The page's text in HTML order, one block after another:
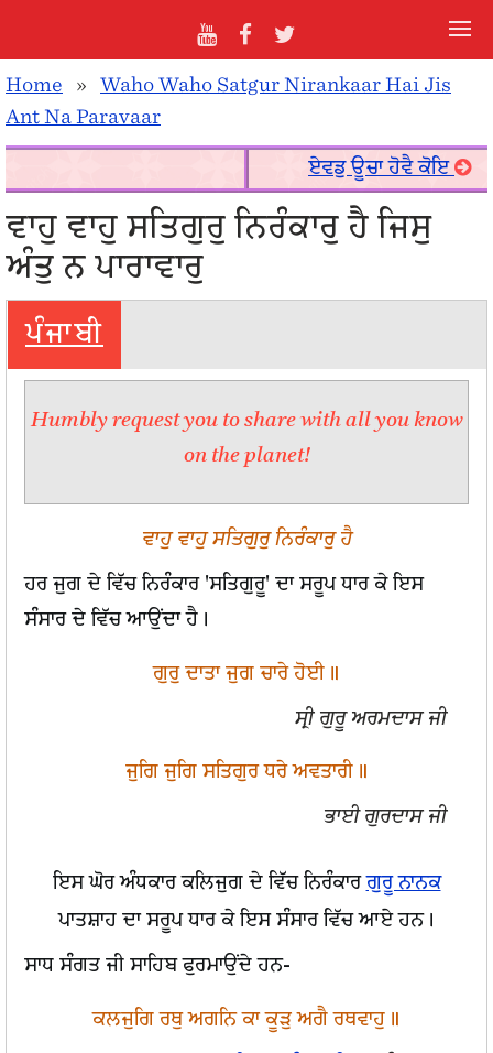
Home » Waho Waho Satgur Nirankaar Hai Jis
Ant Na Paravaar
ਏਵਡੁ ਊਚਾ ਹੋਵੈ ਕੋਇ
ਵਾਹੁ ਵਾਹੁ ਸਤਿਗੁਰੁ ਨਿਰੰਕਾਰੁ ਹੈ ਜਿਸੁ
ਅੰਤੁ ਨ ਪਾਰਾਵਾਰੁ
ਪੰਜਾਬੀ
Humbly request you to share with all you know
on the planet!
ਵਾਹੁ ਵਾਹੁ ਸਤਿਗੁਰੁ ਨਿਰੰਕਾਰੁ ਹੈ
ਹਰ ਜੁਗ ਦੇ ਵਿੱਚ ਨਿਰੰਕਾਰ 'ਸਤਿਗੁਰੂ' ਦਾ ਸਰੂਪ ਧਾਰ ਕੇ ਇਸ
ਸੰਸਾਰ ਦੇ ਵਿੱਚ ਆਉਂਦਾ ਹੈ।
ਗੁਰੁ ਦਾਤਾ ਜੁਗ ਚਾਰੇ ਹੋਈ॥
ਸ੍ਰੀ ਗੁਰੂ ਅਰਮਦਾਸ ਜੀ
ਜੁਗਿ ਜੁਗਿ ਸਤਿਗੁਰ ਧਰੇ ਅਵਤਾਰੀ॥
ਭਾਈ ਗੁਰਦਾਸ ਜੀ
ਇਸ ਘੋਰ ਅੰਧਕਾਰ ਕਲਿਜੁਗ ਦੇ ਵਿੱਚ ਨਿਰੰਕਾਰਗੁਰੂ ਨਾਨਕ
ਪਾਤਸ਼ਾਹ ਦਾ ਸਰੂਪ ਧਾਰ ਕੇ ਇਸ ਸੰਸਾਰ ਵਿੱਚ ਆਏ ਹਨ।
ਸਾਧ ਸੰਗਤ ਜੀ ਸਾਹਿਬ ਫੁਰਮਾਉਂਦੇ ਹਨ-
ਕਲਜੁਗਿ ਰਥੁ ਅਗਨਿ ਕਾ ਕੂੜੁ ਅਗੈ ਰਥਵਾਹੁ॥